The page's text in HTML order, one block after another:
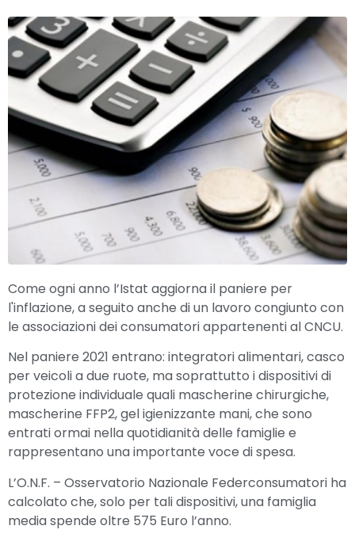
Come ogni anno l’Istat aggiorna il paniere per
l'inflazione, a seguito anche di un lavoro congiunto con
le associazioni dei consumatori appartenenti al CNCU.
Nel paniere 2021 entrano: integratori alimentari, casco
per veicoli a due ruote, ma soprattutto i dispositivi di
protezione individuale quali mascherine chirurgiche,
mascherine FFP2, gel igienizzante mani, che sono
entrati ormai nella quotidianità delle famiglie e
rappresentano una importante voce di spesa.
L’O.N.F. – Osservatorio Nazionale Federconsumatori ha
calcolato che, solo per tali dispositivi, una famiglia
media spende oltre 575 Euro l’anno.